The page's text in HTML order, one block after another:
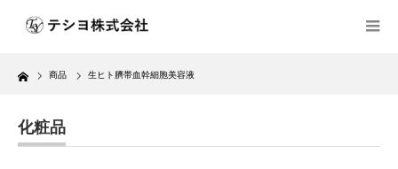
Home 商品 生ヒト臍帯血幹細胞美容液
化粧品